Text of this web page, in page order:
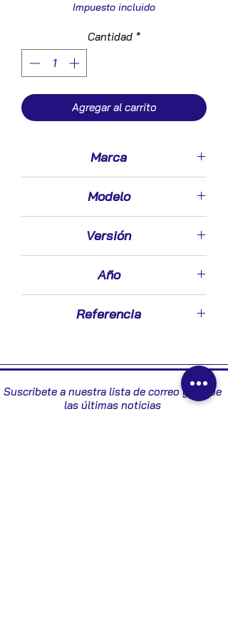
Impuesto incluido
Cantidad *
Agregar al carrito
Marca
Modelo
Versión
Año
Referencia
Suscribete a nuestra lista de correo y recibe
las últimas noticias